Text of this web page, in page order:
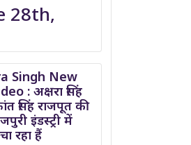
28th,
Singh New
: अक्षरा सिंह
सिंह राजपूत की
इंडस्ट्री में
रहा हैं